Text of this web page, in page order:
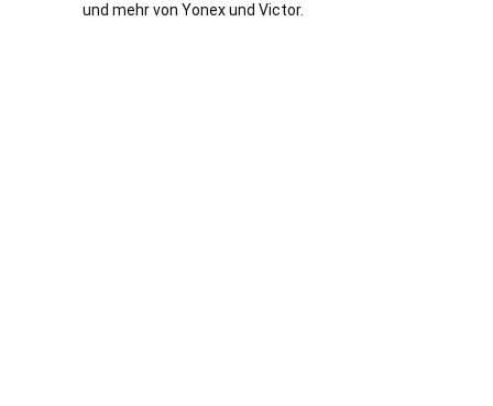
und mehr von Yonex und Victor.